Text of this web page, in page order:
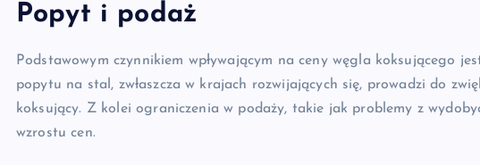
Popyt i podaż
Podstawowym czynnikiem wpływającym na ceny węgla koksującego
popytu na stal, zwłaszcza w krajach rozwijających się, prowadzi do
koksujący. Z kolei ograniczenia w podaży, takie jak problemy z
wzrostu cen.